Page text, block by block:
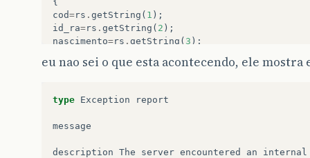
cod=rs . getString ( 1 );
id_ra=rs . getString ( 2 );
nascimento=rs . getString ( 3 );
out
println
"Universitario logado com
session
}
eu nao sei o que esta acontecendo, ele mostra
type Exception report
message
description The server encountered an internal